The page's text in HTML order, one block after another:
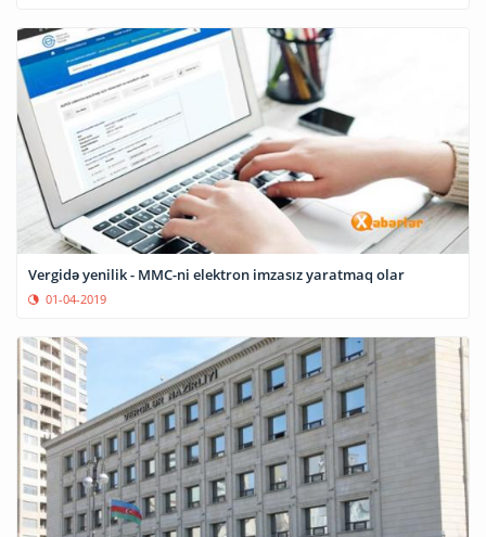
Vergidə yenilik - MMC-ni elektron imzasız yaratmaq olar
01-04-2019